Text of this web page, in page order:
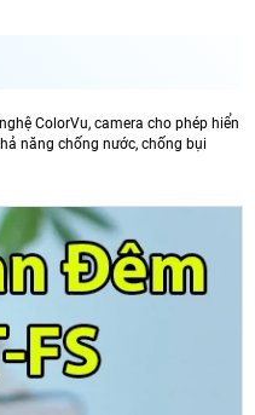
ColorVu, camera cho phép hiển
năng chống nước, chống bụi